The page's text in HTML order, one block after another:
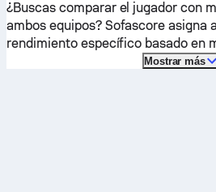
¿Buscas comparar el jugador con
ambos equipos? Sofascore asigna
rendimiento específico basado en
Mostrar más